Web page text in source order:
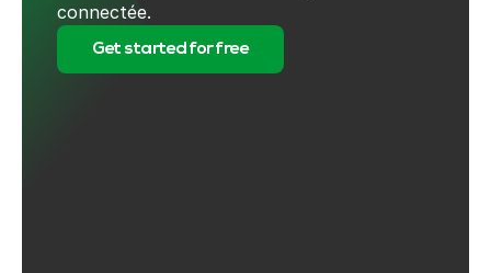
connectée.
Get started for free